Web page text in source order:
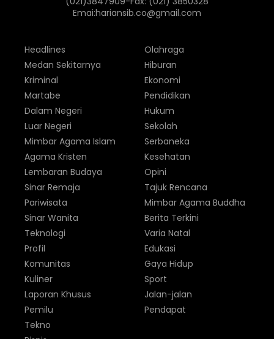
Emai:hariansib.co@gmail.com
Headlines
Medan Sekitarnya
Kriminal
Martabe
Dalam Negeri
Luar Negeri
Olahraga
Hiburan
Ekonomi
Pendidikan
Hukum
Sekolah
Mimbar Agama Islam
Agama Kristen
Lembaran Budaya
Sinar Remaja
Pariwisata
Sinar Wanita
Serbaneka
Kesehatan
Opini
Tajuk Rencana
Mimbar Agama Buddha
Berita Terkini
Teknologi
Profil
Komunitas
Kuliner
Laporan Khusus
Pemilu
Varia Natal
Edukasi
Gaya Hidup
Sport
Jalan-jalan
Pendapat
Tekno